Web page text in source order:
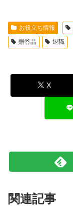
お役立ち情報
贈答品
退職
X
関連記事